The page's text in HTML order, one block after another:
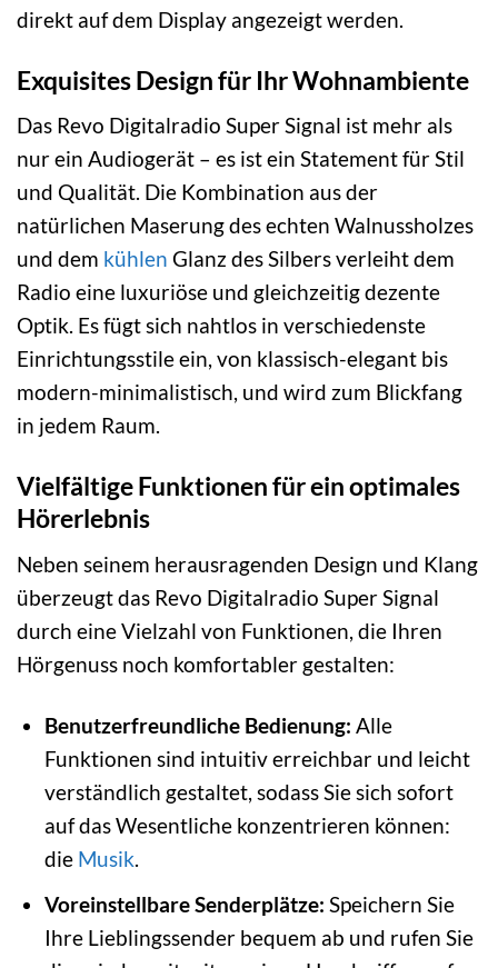
direkt auf dem Display angezeigt werden.
Exquisites Design für Ihr Wohnambiente
Das Revo Digitalradio Super Signal ist mehr als
nur ein Audiogerät – es ist ein Statement für Stil
und Qualität. Die Kombination aus der
natürlichen Maserung des echten Walnussholzes
und dem kühlen Glanz des Silbers verleiht dem
Radio eine luxuriöse und gleichzeitig dezente
Optik. Es fügt sich nahtlos in verschiedenste
Einrichtungsstile ein, von klassisch-elegant bis
modern-minimalistisch, und wird zum Blickfang
in jedem Raum.
Vielfältige Funktionen für ein optimales
Hörerlebnis
Neben seinem herausragenden Design und Klang
überzeugt das Revo Digitalradio Super Signal
durch eine Vielzahl von Funktionen, die Ihren
Hörgenuss noch komfortabler gestalten:
Benutzerfreundliche Bedienung: Alle
Funktionen sind intuitiv erreichbar und leicht
verständlich gestaltet, sodass Sie sich sofort
auf das Wesentliche konzentrieren können:
die Musik
Voreinstellbare Senderplätze: Speichern Sie
Ihre Lieblingssender bequem ab und rufen Sie